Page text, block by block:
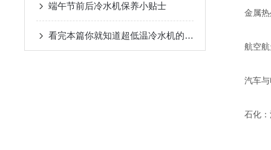
端午节前后冷水机保养小贴士
看完本篇你就知道超低温冷水机的性能有哪些了
金属热
航空航天
汽车与电
石化：